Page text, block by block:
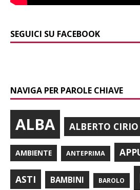
SEGUICI SU FACEBOOK
NAVIGA PER PAROLE CHIAVE
ALBA ALBERTO CIRIO
AMBIENTE ANTEPRIMA
ASTI BAMBINI BAROLO